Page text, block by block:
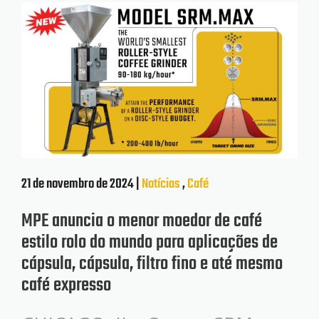
21 de novembro de 2024 |Notícias,Café
MPE anuncia o menor moedor de café
estilo rolo do mundo para aplicações de
cápsula, cápsula, filtro fino e até mesmo
café expresso